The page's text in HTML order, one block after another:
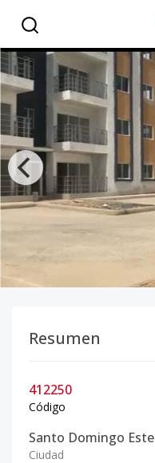
Resumen
412250
Código
Santo Domingo Este
Ciudad